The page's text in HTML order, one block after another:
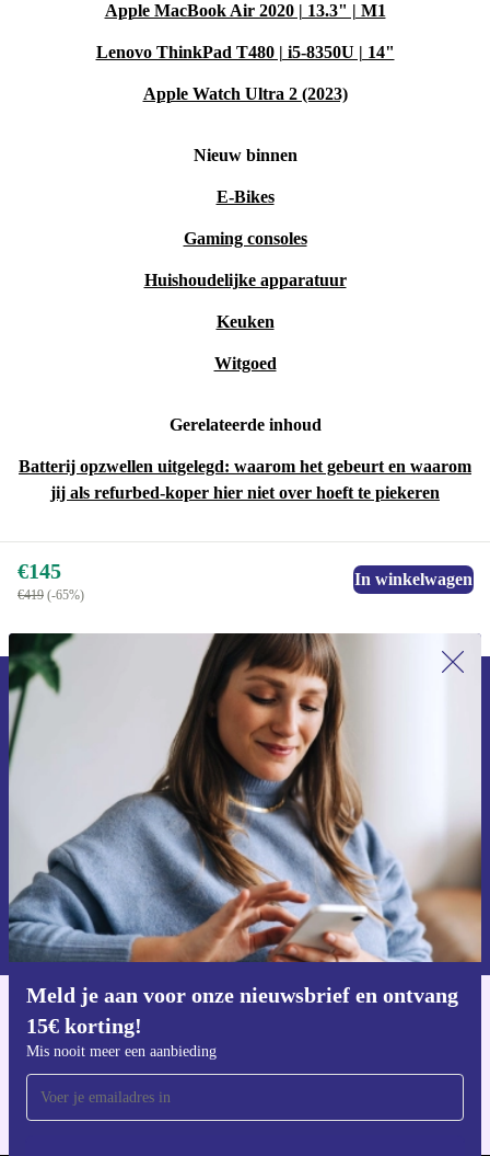
Apple MacBook Air 2020 | 13.3" | M1
Lenovo ThinkPad T480 | i5-8350U | 14"
Apple Watch Ultra 2 (2023)
Nieuw binnen
E-Bikes
Gaming consoles
Huishoudelijke apparatuur
Keuken
Witgoed
Gerelateerde inhoud
Batterij opzwellen uitgelegd: waarom het gebeurt en waarom
jij als refurbed-koper hier niet over hoeft te piekeren
€145
€419 (-65%)
In winkelwagen
Meld je aan voor onze nieuwsbrief en ontvang
15€ korting!
Mis nooit meer een aanbieding
Meld je aan voor onze nieuwsbrief en
ontvang €15 korting!
Mis nooit meer een aanbieding.
Voucher aanvragen
Informatie over het gebruik van persoonsgegevens vind je in ons
privacybeleid.
Voor iOS en Android